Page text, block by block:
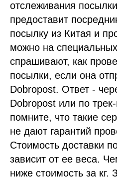
отслеживания
предоставит
посылку из Китая и
можно на
спрашивают, как
посылки, если она
Dobropost. Ответ -
Dobropost или по
помните, что такие
не дают гарантий
Стоимость доставки
зависит от ее веса.
ниже стоимость за кг.